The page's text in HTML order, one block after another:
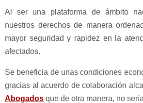
Al ser una plataforma de ámbito
nuestros derechos de manera
mayor seguridad y rapidez en la
afectados.
Se beneficia de unas condiciones
gracias al acuerdo de colaboración
Abogados que de otra manera, no